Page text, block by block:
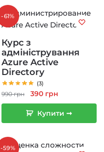
-61%
Курс з
адміністрування
Azure Active
Directory
(3)
990грн
Оригінальна
ціна:
990 грн.
390 грн
ціна:
390 грн.
Купити ➞
-59%